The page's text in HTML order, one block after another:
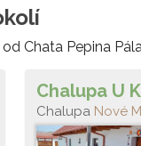
Chata Pepina
Chalupa U
Chalupa Nové